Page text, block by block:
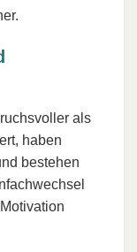
als
haben
bestehen